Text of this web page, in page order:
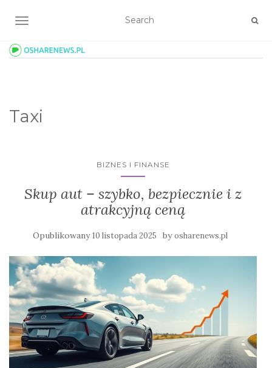
TOGGLE NAVIGATION
Taxi
BIZNES I FINANSE
Skup aut – szybko, bezpiecznie i z
atrakcyjną ceną
Opublikowany10 listopada 2025 byosharenews.pl